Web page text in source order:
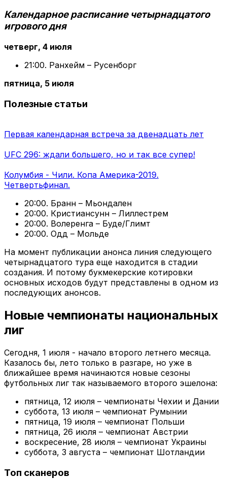
Календарное расписание четырнадцатого
игрового дня
четверг, 4 июля
21:00. Ранхейм – Русенборг
пятница, 5 июля
Полезные статьи
Первая календарная встреча за двенадцать лет
UFC 296: ждали большего, но и так все супер!
Колумбия - Чили. Копа Америка-2019.
Четвертьфинал.
20:00. Бранн – Мьондален
20:00. Кристиансунн – Лиллестрем
20:00. Волеренга – Буде/Глимт
20:00. Одд – Мольде
На момент публикации анонса линия следующего
четырнадцатого тура еще находится в стадии
создания. И потому букмекерские котировки
основных исходов будут представлены в одном из
последующих анонсов.
Новые чемпионаты национальных
лиг
Сегодня, 1 июля - начало второго летнего месяца.
Казалось бы, лето только в разгаре, но уже в
ближайшее время начинаются новые сезоны
футбольных лиг так называемого второго эшелона:
пятница, 12 июля – чемпионаты Чехии и Дании
суббота, 13 июля – чемпионат Румынии
пятница, 19 июля – чемпионат Польши
пятница, 26 июля – чемпионат Австрии
воскресение, 28 июля – чемпионат Украины
суббота, 3 августа – чемпионат Шотландии
Топ сканеров